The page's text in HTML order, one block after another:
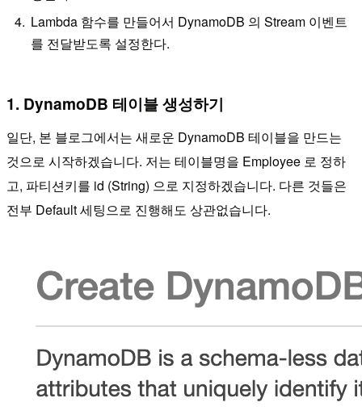
Lambda 함수를 만들어서 DynamoDB 의 Stream 이벤트
를 전달받도록 설정한다.
1. DynamoDB 테이블 생성하기
일단, 본 블로그에서는 새로운 DynamoDB 테이블을 만드는
것으로 시작하겠습니다. 저는 테이블명을 Employee 로 정하
고, 파티션키를 id (String) 으로 지정하겠습니다. 다른 것들은
전부 Default 세팅으로 진행해도 상관없습니다.